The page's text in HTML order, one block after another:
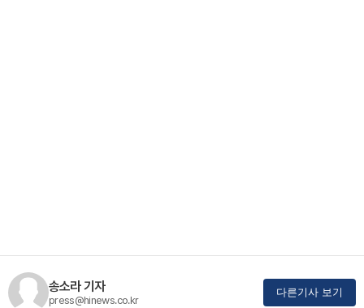
송소라 기자
press@hinews.co.kr
다른기사 보기